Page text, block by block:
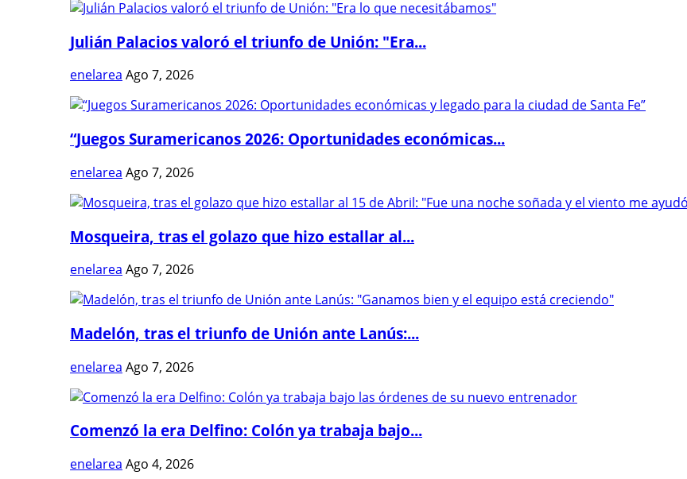
Julián Palacios valoró el triunfo de Unión: "Era...
enelarea Ago 7, 2026
“Juegos Suramericanos 2026: Oportunidades económicas...
enelarea Ago 7, 2026
Mosqueira, tras el golazo que hizo estallar al...
enelarea Ago 7, 2026
Madelón, tras el triunfo de Unión ante Lanús:...
enelarea Ago 7, 2026
Comenzó la era Delfino: Colón ya trabaja bajo...
enelarea Ago 4, 2026